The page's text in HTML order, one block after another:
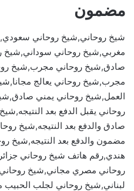
مضمون
شيخ روحاني,شيخ روحاني
مغربي,شيخ روحاني سوداني,شيخ
صادق,شيخ روحاني مجرب,شيخ
مجرب,شيخ روحاني يعالج
العمل,شيخ روحاني يمني
روحاني يقبل الدفع بعد
صادق والدفع بعد النتيجه,شيخ
مضمون والدفع بعد النتيجه,شيخ
هندي,رقم هاتف شيخ روحاني
روحاني مصري مجاني,شيخ
لبناني,شيخ روحاني لجلب